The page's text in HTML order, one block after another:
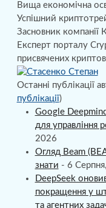
Вища економічна
Успішний
Засновник компанії
Експерт порталу
присвячених
Останні публікації
публікації)
Google
для управління
2026
Огляд Beam
знати - 6
DeepSeek
покращення у
та агентних